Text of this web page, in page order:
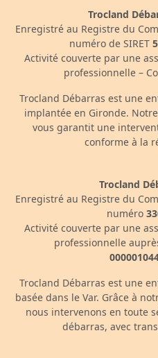
Trocland
Enregistré au Registre du
numéro de SIRET
Activité couverte par une
professionnelle –
Trocland Débarras est une
implantée en Gironde.
vous garantit une
conforme à la
Trocland
Enregistré au Registre du
numéro
Activité couverte par une
professionnelle
Trocland Débarras est une
basée dans le Var. Grâce à
nous intervenons en toute
débarras, avec